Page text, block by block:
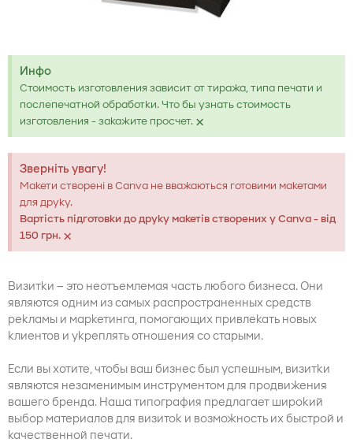
Визитки – это неотъемлемая часть любого бизнеса. Они
являются одним из самых распространенных средств
рекламы и маркетинга, помогающих привлекать новых
клиентов и укреплять отношения со старыми.
Если вы хотите, чтобы ваш бизнес был успешным, визитки
являются незаменимым инструментом для продвижения
вашего бренда. Наша типография предлагает широкий
выбор материалов для визиток и возможность их быстрой и
качественной печати.
Инфо
Стоимость изготовления зависит от тиража, типа печати и
послепечатной обработки. Что бы узнать стоимость
изготовления - закажите просчет. ×
Зверніть увагу!
Макети створені в Canva не вважаються готовими макетами
для друку.
Вартість підготовки до друку макетів створених у Canva - від
150 грн. ×